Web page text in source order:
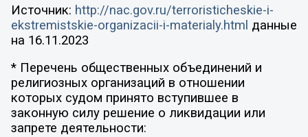
Источник: http://nac.gov.ru/terroristicheskie-i-
ekstremistskie-organizacii-i-materialy.html данные
на 16.11.2023
* Перечень общественных объединений и
религиозных организаций в отношении
которых судом принято вступившее в
законную силу решение о ликвидации или
запрете деятельности: